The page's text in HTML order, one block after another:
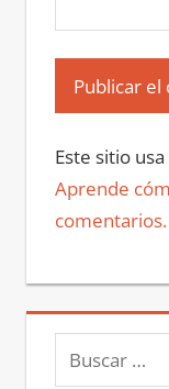
Este sitio
Aprende
comentarios.
Buscar: